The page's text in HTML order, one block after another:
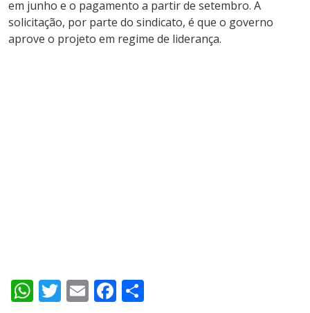
em junho e o pagamento a partir de setembro. A
solicitação, por parte do sindicato, é que o governo
aprove o projeto em regime de liderança.
WhatsApp
Twitter
EmailFacebook